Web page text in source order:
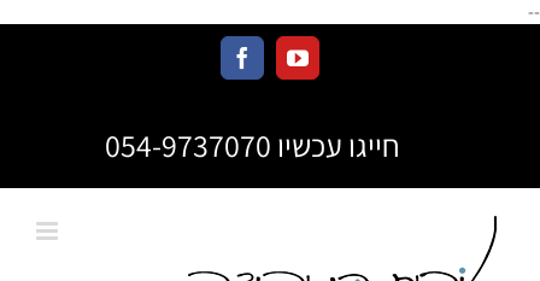
--
חייגו עכשיו 054-9737070